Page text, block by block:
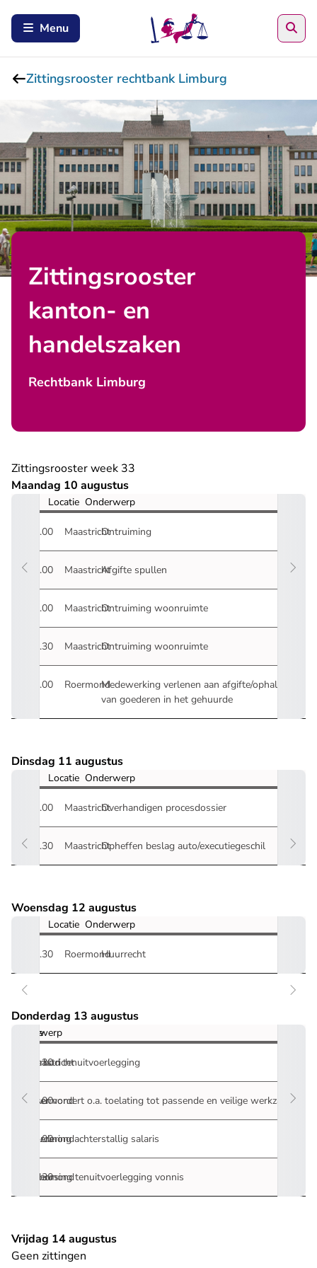
Menu
Zittingsrooster rechtbank Limburg
Zittingsrooster
kanton- en
handelszaken
Rechtbank Limburg
Zittingsrooster week 33
Maandag 10 augustus
Locatie Onderwerp
09.00 MaastrichtOntruiming
10.00 MaastrichtAfgifte spullen
11.00 MaastrichtOntruiming woonruimte
12.30 MaastrichtOntruiming woonruimte
10.00 RoermondMedewerking verlenen aan afgifte/ophalen
van goederen in het gehuurde
Dinsdag 11 augustus
Locatie Onderwerp
09.00 MaastrichtOverhandigen procesdossier
10.30 MaastrichtOpheffen beslag auto/executiegeschil
Woensdag 12 augustus
Locatie Onderwerp
09.30 RoermondHuurrecht
Donderdag 13 augustus
Locatie
Onderwerp
10.30
Maastricht
Verbod tenuitvoerlegging
10.00
Roermond
Eiser vordert o.a. toelating tot passende en veilige
13.00
Roermond
Vordering achterstallig salaris
13.30
Roermond
Schorsing tenuitvoerlegging vonnis
Vrijdag 14 augustus
Geen zittingen